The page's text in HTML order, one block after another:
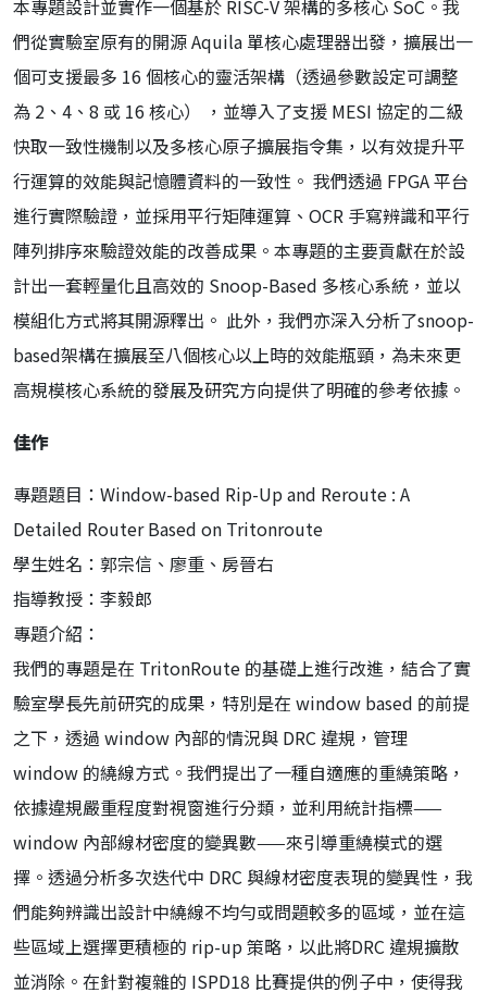
本專題設計並實作一個基於 RISC-V 架構的多核心 SoC。我
們從實驗室原有的開源 Aquila 單核心處理器出發，擴展出一
個可支援最多 16 個核心的靈活架構（透過參數設定可調整
為 2、4、8 或 16 核心） ，並導入了支援 MESI 協定的二級
快取一致性機制以及多核心原子擴展指令集，以有效提升平
行運算的效能與記憶體資料的一致性。 我們透過 FPGA 平台
進行實際驗證，並採用平行矩陣運算、OCR 手寫辨識和平行
陣列排序來驗證效能的改善成果。本專題的主要貢獻在於設
計出一套輕量化且高效的 Snoop-Based 多核心系統，並以
模組化方式將其開源釋出。 此外，我們亦深入分析了snoop-
based架構在擴展至八個核心以上時的效能瓶頸，為未來更
高規模核心系統的發展及研究方向提供了明確的參考依據。
佳作
專題題目：Window-based Rip-Up and Reroute : A
Detailed Router Based on Tritonroute
學生姓名：郭宗信、廖重、房晉右
指導教授：李毅郎
專題介紹：
我們的專題是在 TritonRoute 的基礎上進行改進，結合了實
驗室學長先前研究的成果，特別是在 window based 的前提
之下，透過 window 內部的情況與 DRC 違規，管理
window 的繞線方式。我們提出了一種自適應的重繞策略，
依據違規嚴重程度對視窗進行分類，並利用統計指標——
window 內部線材密度的變異數——來引導重繞模式的選
擇。透過分析多次迭代中 DRC 與線材密度表現的變異性，我
們能夠辨識出設計中繞線不均勻或問題較多的區域，並在這
些區域上選擇更積極的 rip-up 策略，以此將DRC 違規擴散
並消除。在針對複雜的 ISPD18 比賽提供的例子中，使得我